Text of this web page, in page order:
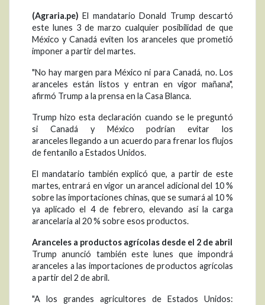
(Agraria.pe) El mandatario Donald Trump descartó
este lunes 3 de marzo cualquier posibilidad de que
México y Canadá eviten los aranceles que prometió
imponer a partir del martes.
"No hay margen para México ni para Canadá, no. Los
aranceles están listos y entran en vigor mañana",
afirmó Trump a la prensa en la Casa Blanca.
Trump hizo esta declaración cuando se le preguntó
si Canadá y México podrían evitar los
aranceles llegando a un acuerdo para frenar los flujos
de fentanilo a Estados Unidos.
El mandatario también explicó que, a partir de este
martes, entrará en vigor un arancel adicional del 10 %
sobre las importaciones chinas, que se sumará al 10 %
ya aplicado el 4 de febrero, elevando así la carga
arancelaria al 20 % sobre esos productos.
Aranceles a productos agrícolas desde el 2 de abril
Trump anunció también este lunes que impondrá
aranceles a las importaciones de productos agrícolas
a partir del 2 de abril.
"A los grandes agricultores de Estados Unidos: